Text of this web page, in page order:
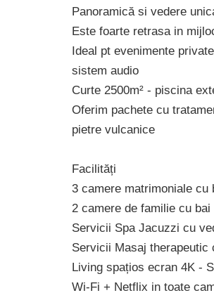
Panoramică si vedere
Este foarte retrasa in
Ideal pt evenimente
sistem audio
Curte 2500m² - piscina
Oferim pachete cu
pietre vulcanice
Facilități
3 camere matrimoniale cu
2 camere de familie cu
Servicii Spa Jacuzzi cu
Servicii Masaj
Living spațios ecran 4K -
Wi-Fi + Netflix in toate